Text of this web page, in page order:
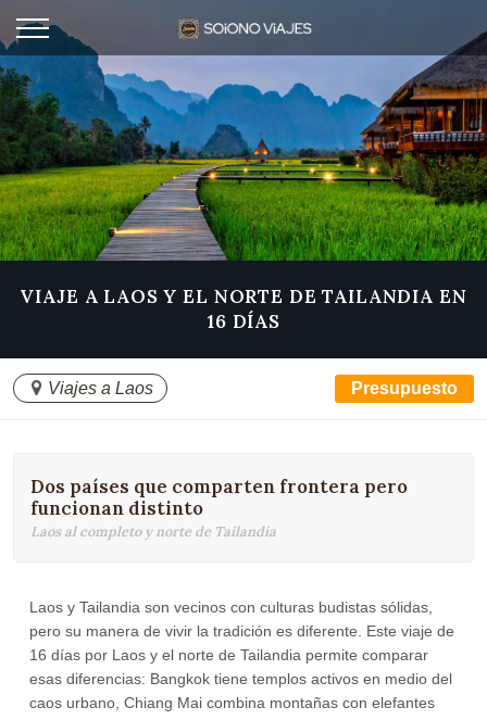
VIAJE A LAOS Y EL NORTE DE TAILANDIA EN
16 DÍAS
Viajes a Laos Presupuesto
Dos países que comparten frontera pero
funcionan distinto
Laos al completo y norte de Tailandia
Laos y Tailandia son vecinos con culturas budistas sólidas,
pero su manera de vivir la tradición es diferente. Este viaje de
16 días por Laos y el norte de Tailandia permite comparar
esas diferencias: Bangkok tiene templos activos en medio del
caos urbano, Chiang Mai combina montañas con elefantes